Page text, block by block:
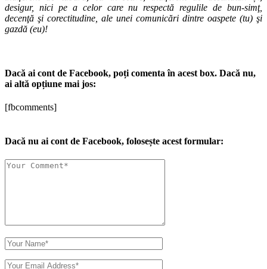
desigur, nici pe a celor care nu respectă regulile de bun-simţ,
decenţă şi corectitudine, ale unei comunicări dintre oaspete (tu) şi
gazdă (eu)!
Dacă ai cont de Facebook, poți comenta în acest box. Dacă nu,
ai altă opțiune mai jos:
[fbcomments]
Dacă nu ai cont de Facebook, folosește acest formular: